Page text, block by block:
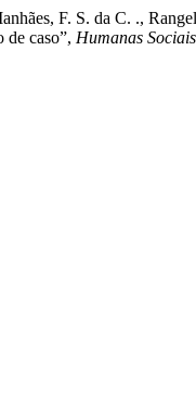
F. S. da C. .,
de caso”, Humanas